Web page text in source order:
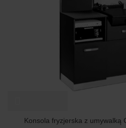
Konsola fryzjerska z umywalką